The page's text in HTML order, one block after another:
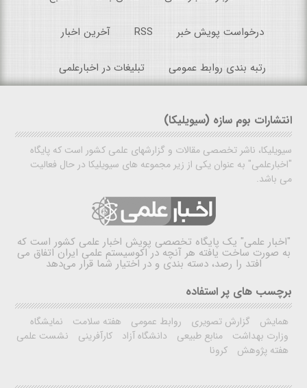
درخواست پویش خبر RSS آخرین اخبار
رتبه بندی روابط عمومی تبلیغات در اخبارعلمی
انتشارات بوم سازه (سیویلیکا)
سیویلیکا، ناشر تخصصی مقالات و گزارشهای علمی کشور است که پایگاه
"اخبارعلمی" به عنوان یکی از زیر مجموعه های سیویلیکا در حال فعالیت
می باشد.
"اخبار علمی" یک پایگاه تخصصی پویش اخبار علمی کشور است که
به صورت ساخت یافته هر آنچه در اکوسیستم علمی ایران اتفاق می
افتد را رصد، دسته بندی و در اختیار شما قرار می‌دهد
برچسب های پر استفاده
همایش گزارش تصویری روابط عمومی هفته سلامت
نمایشگاه
وزارت بهداشت
منابع طبیعی دانشگاه آزاد کارآفرینی
نشست علمی
هفته پژوهش
کرونا